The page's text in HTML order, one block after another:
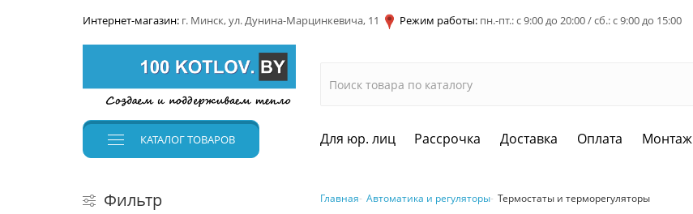
Интернет-магазин: г. Минск, ул. Дунина-Марцинкевича, 11 Режим работы: пн.-пт.: с 9:00 до 20:00 / сб.: с 9:00 до 15:00
КАТАЛОГТОВАРОВ Для юр. лиц Рассрочка Доставка Оплата Монтаж
Фильтр Главная Автоматика и регуляторы Термостаты и терморегуляторы